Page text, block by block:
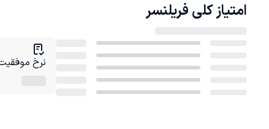
امتیاز کلی فریلنسر
نرخ